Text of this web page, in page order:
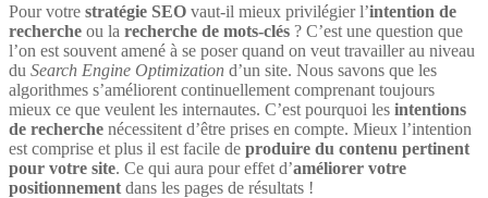
Pour votre stratégie SEO vaut-il mieux privilégier l’intention de
recherche ou la recherche de mots-clés ? C’est une question que
l’on est souvent amené à se poser quand on veut travailler au niveau
du Search Engine Optimization d’un site. Nous savons que les
algorithmes s’améliorent continuellement comprenant toujours
mieux ce que veulent les internautes. C’est pourquoi les intentions
de recherche nécessitent d’être prises en compte. Mieux l’intention
est comprise et plus il est facile de produire du contenu pertinent
pour votre site. Ce qui aura pour effet d’améliorer votre
positionnement dans les pages de résultats !